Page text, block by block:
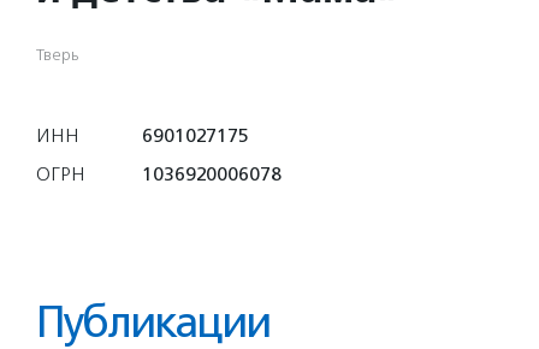
Тверь
ИНН
6901027175
ОГРН
1036920006078
Публикации